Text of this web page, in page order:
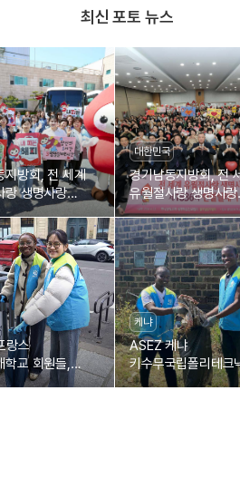
최신 포토 뉴스
지방회, 전 세계
랑 생명사랑
헌혈릴레이
대한민국
경기남동지방회, 전
유월절사랑 생명사랑
제1836차 헌혈릴레
랑스
학교 회원들,
로 정화
케냐
ASEZ 케냐
키수무국립폴리테크
회원들, 부시아 도로